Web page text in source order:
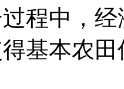
程中，
基本农